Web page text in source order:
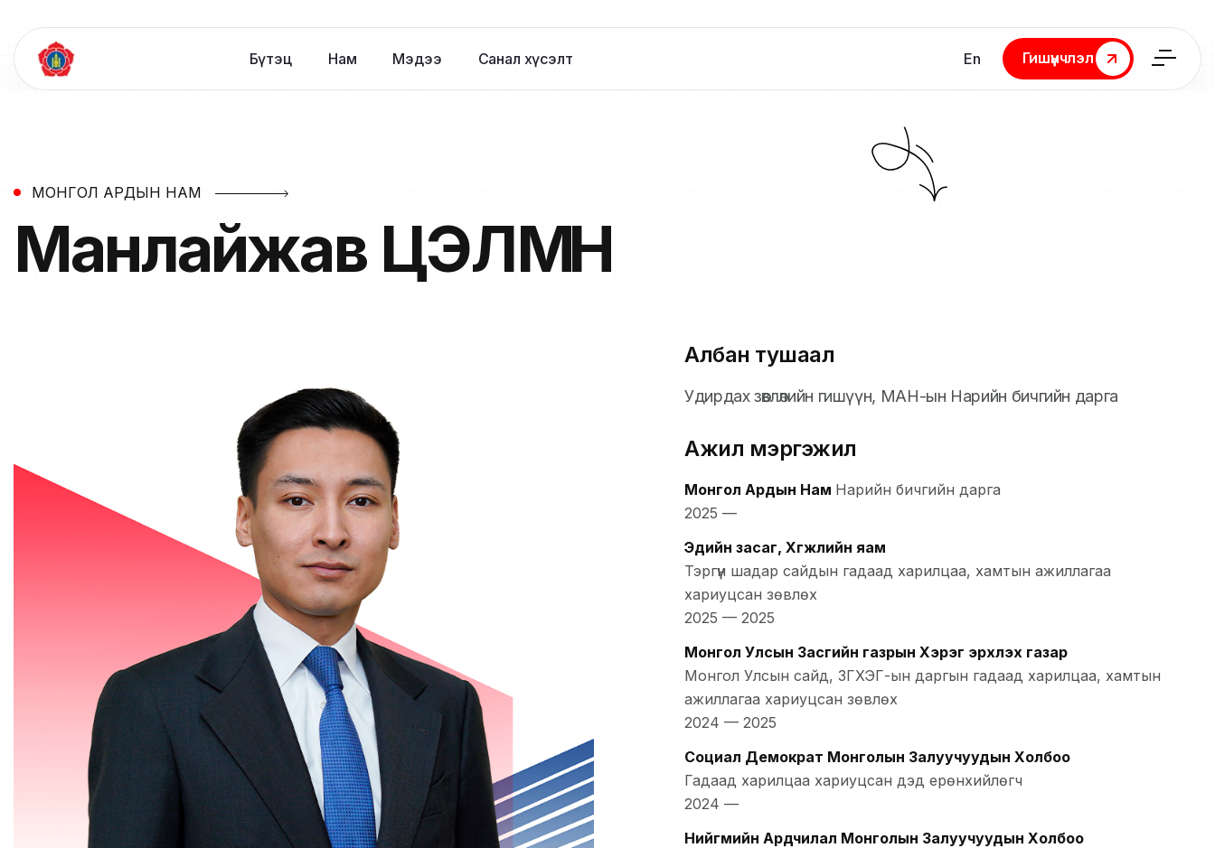
Бүтэц Нам Мэдээ Санал хүсэлт En
Гишүүнчлэл
Гишүүнчлэл
МОНГОЛ АРДЫН НАМ
Манлайжав ЦЭЛМҮҮН
Албан тушаал
Удирдах зөвлөлийн гишүүн, МАН-ын Нарийн бичгийн дарга
Ажил мэргэжил
Монгол Ардын Нам Нарийн бичгийн дарга
2025 —
Эдийн засаг, Хөгжлийн яам
Тэргүүн шадар сайдын гадаад харилцаа, хамтын ажиллагаа
хариуцсан зөвлөх
2025 — 2025
Монгол Улсын Засгийн газрын Хэрэг эрхлэх газар
Монгол Улсын сайд, ЗГХЭГ-ын даргын гадаад харилцаа, хамтын
ажиллагаа хариуцсан зөвлөх
2024 — 2025
Социал Демократ Монголын Залуучуудын Холбоо
Гадаад харилцаа хариуцсан дэд ерөнхийлөгч
2024 —
Нийгмийн Ардчилал Монголын Залуучуудын Холбоо